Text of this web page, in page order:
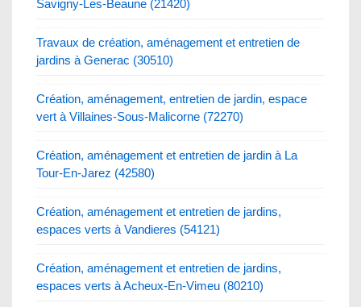
Savigny-Les-Beaune (21420)
Travaux de création, aménagement et entretien de
jardins à Generac (30510)
Création, aménagement, entretien de jardin, espace
vert à Villaines-Sous-Malicorne (72270)
Création, aménagement et entretien de jardin à La
Tour-En-Jarez (42580)
Création, aménagement et entretien de jardins,
espaces verts à Vandieres (54121)
Création, aménagement et entretien de jardins,
espaces verts à Acheux-En-Vimeu (80210)